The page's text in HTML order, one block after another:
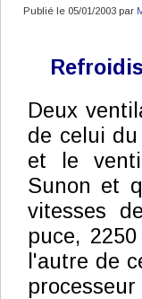
Publié le 05/01/2003 par
Deux
de celui
et le
Sunon et
vitesses
puce,
l'autre de